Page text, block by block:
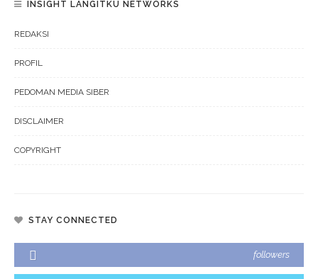
INSIGHT LANGITKU NETWORKS
REDAKSI
PROFIL
PEDOMAN MEDIA SIBER
DISCLAIMER
COPYRIGHT
STAY CONNECTED
followers